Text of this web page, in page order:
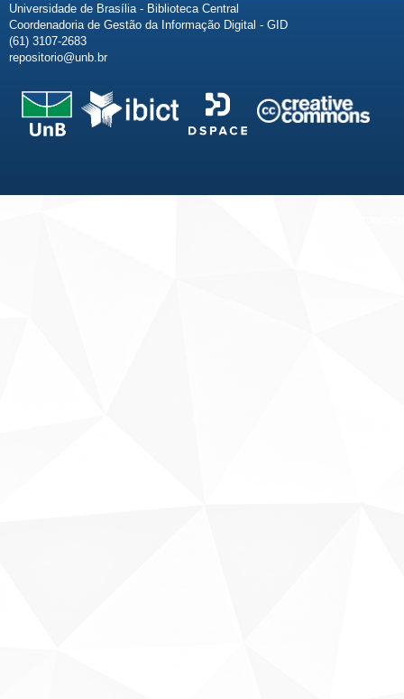
Universidade de Brasília - Biblioteca Central
Coordenadoria de Gestão da Informação Digital - GID
(61) 3107-2683
repositorio@unb.br